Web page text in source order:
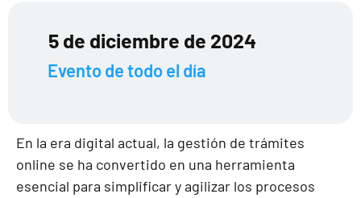
5 de diciembre de 2024
Evento de todo el día
En la era digital actual, la gestión de trámites
online se ha convertido en una herramienta
esencial para simplificar y agilizar los procesos